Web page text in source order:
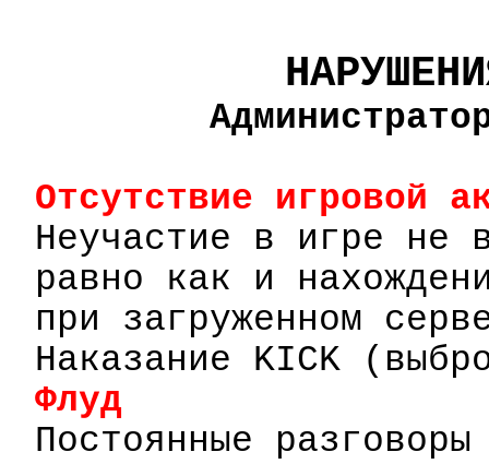
Отсутствие игровой
Неучастие в игре не
равно как и
при загруженном
Наказание KICK
Флуд
Постоянные